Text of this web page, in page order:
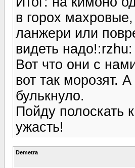
в горох
ланжери или
видеть надо!:rzhu:
Вот что они с
вот так морозят.
булькнуло.
Пойду полоскать
ужасть!
Demetra